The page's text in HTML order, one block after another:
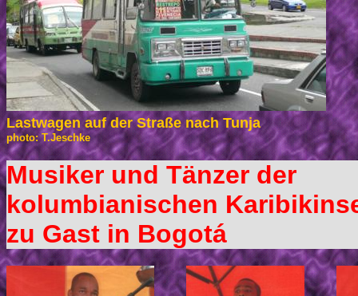
Lastwagen auf der Straße nach Tunja
photo: T.Jeschke
Musiker und Tänzer der
kolumbianischen
zu Gast in Bogotá